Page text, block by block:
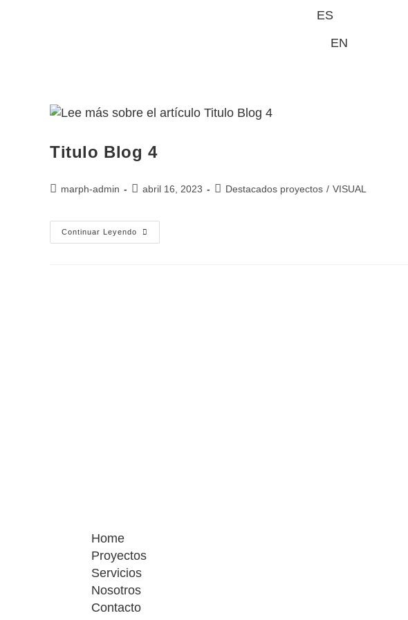
ES
EN
Titulo Blog 4
marph-admin abril 16, 2023 Destacados proyectos / VISUAL
Continuar Leyendo
Home
Proyectos
Servicios
Nosotros
Contacto